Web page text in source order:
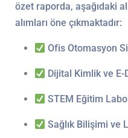
özet raporda, aşağıdaki
alımları öne çıkmaktadır:
Ofis Otomasyon
Dijital Kimlik ve E-
STEM Eğitim
Sağlık Bilişimi ve